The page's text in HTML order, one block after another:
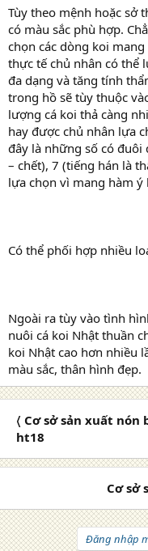
Tùy theo mệnh hoặc sở
có màu sắc phù hợp.
chọn các dòng koi
thực tế chủ nhân có thể
đa dạng và tăng tính
trong hồ sẽ tùy thuộc
lượng cá koi thả càng
hay được chủ nhân lựa
đây là những số có đuôi
– chết), 7 (tiếng hán là
lựa chọn vì mang hàm ý
Có thể phối hợp nhiều
Ngoài ra tùy vào tình
nuôi cá koi Nhật thuần
koi Nhật cao hơn nhiều
màu sắc, thân hình đẹp.
〈 Cơ sở sản xuất
ht18
Cơ sở
Đăng nhập